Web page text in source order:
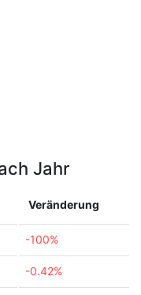
Jahr
Veränderung
-100%
-0.42%